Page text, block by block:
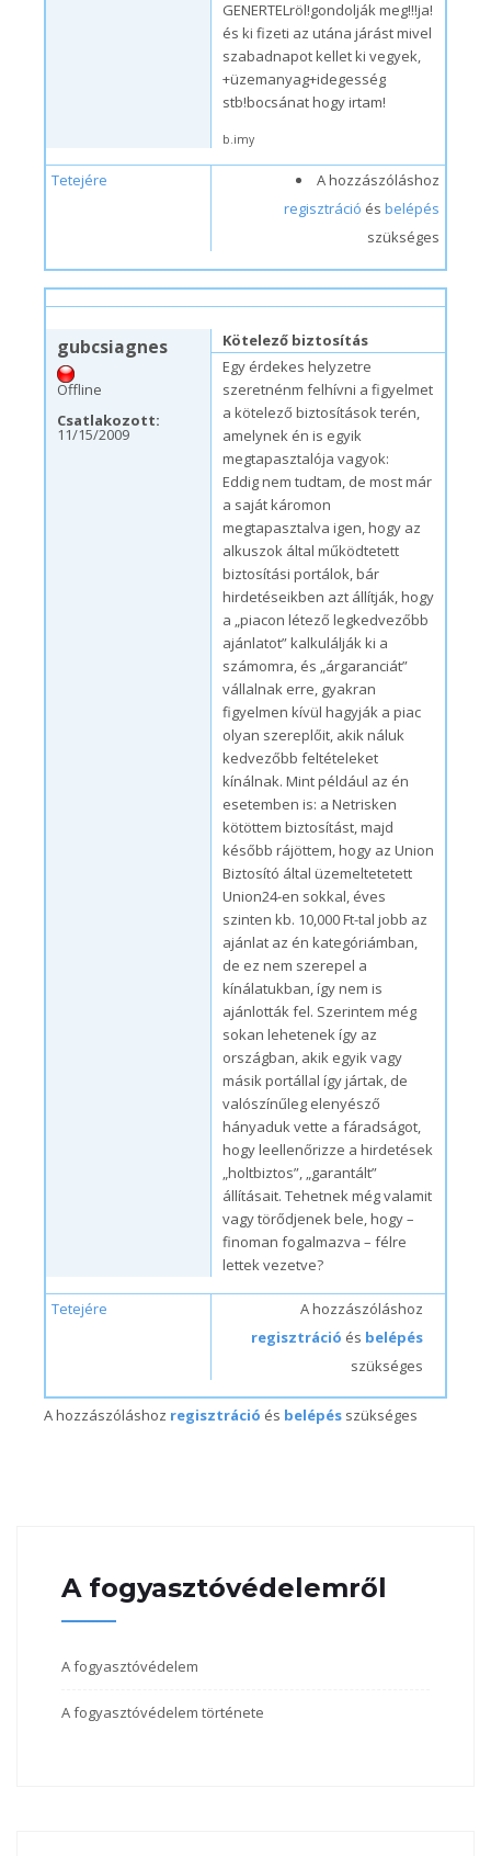
GENERTELröl!gondolják meg!!!ja!
és ki fizeti az utána járást mivel
szabadnapot kellet ki vegyek,
+üzemanyag+idegesség
stb!bocsánat hogy irtam!
b.imy
Tetejére
A hozzászóláshoz
regisztráció és belépés
szükséges
gubcsiagnes
Offline
Csatlakozott:
11/15/2009
Kötelező biztosítás
Egy érdekes helyzetre
szeretnénm felhívni a figyelmet
a kötelező biztosítások terén,
amelynek én is egyik
megtapasztalója vagyok:
Eddig nem tudtam, de most már
a saját káromon
megtapasztalva igen, hogy az
alkuszok által működtetett
biztosítási portálok, bár
hirdetéseikben azt állítják, hogy
a „piacon létező legkedvezőbb
ajánlatot” kalkulálják ki a
számomra, és „árgaranciát”
vállalnak erre, gyakran
figyelmen kívül hagyják a piac
olyan szereplőit, akik náluk
kedvezőbb feltételeket
kínálnak. Mint például az én
esetemben is: a Netrisken
kötöttem biztosítást, majd
később rájöttem, hogy az Union
Biztosító által üzemeltetetett
Union24-en sokkal, éves
szinten kb. 10,000 Ft-tal jobb az
ajánlat az én kategóriámban,
de ez nem szerepel a
kínálatukban, így nem is
ajánlották fel. Szerintem még
sokan lehetenek így az
országban, akik egyik vagy
másik portállal így jártak, de
valószínűleg elenyésző
hányaduk vette a fáradságot,
hogy leellenőrizze a hirdetések
„holtbiztos”, „garantált”
állításait. Tehetnek még valamit
vagy törődjenek bele, hogy –
finoman fogalmazva – félre
lettek vezetve?
Tetejére
A hozzászóláshoz
regisztráció és belépés
szükséges
A hozzászóláshoz regisztráció és belépés szükséges
A fogyasztóvédelemről
A fogyasztóvédelem
A fogyasztóvédelem története